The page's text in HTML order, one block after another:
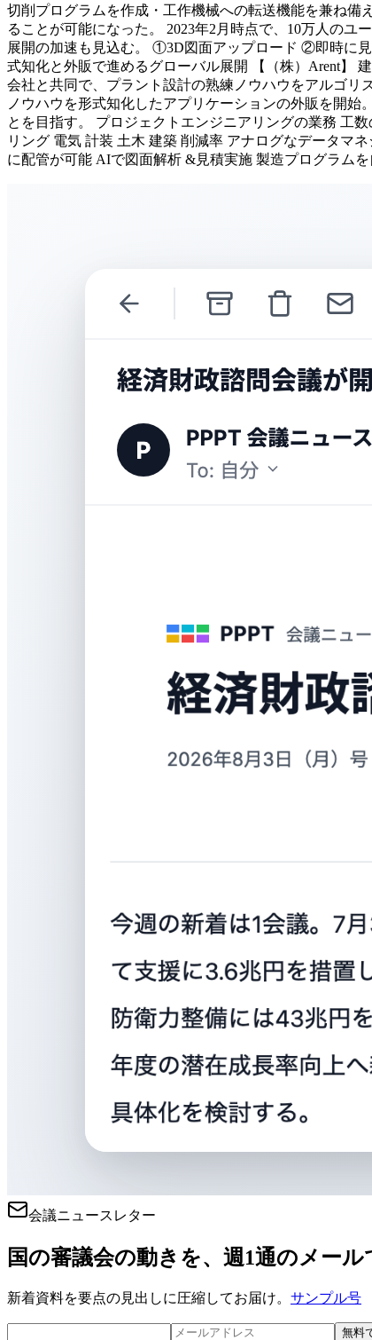
切削プログラムを作成・工作機械への転送機能を兼ね備
ることが可能になった。 2023年2月時点で、10万人の
展開の加速も見込む。 ①3D図面アップロード ②即時に
式知化と外販で進めるグローバル展開 【（株）Arent】
会社と共同で、プラント設計の熟練ノウハウをアルゴリ
ノウハウを形式知化したアプリケーションの外販を開
とを目指す。 プロジェクトエンジニアリングの業務 工
リング 電気 計装 土木 建築 削減率 アナログなデータマ
に配管が可能 AIで図面解析 &見積実施 製造プログラム
会議ニュースレター
国の審議会の動きを、週1通のメー
新着資料を要点の見出しに圧縮してお届け。 サンプル号
無料